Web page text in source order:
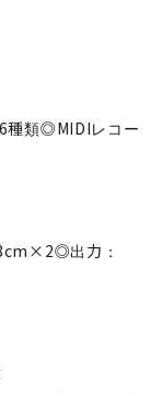
種類◎MIDIレコー
出力：